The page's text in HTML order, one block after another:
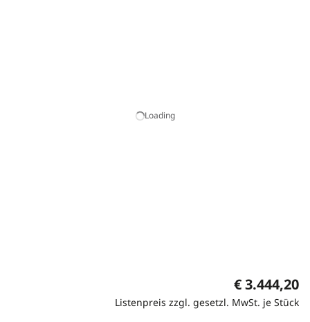
Loading
€ 3.444,20
Listenpreis zzgl. gesetzl. MwSt. je Stück